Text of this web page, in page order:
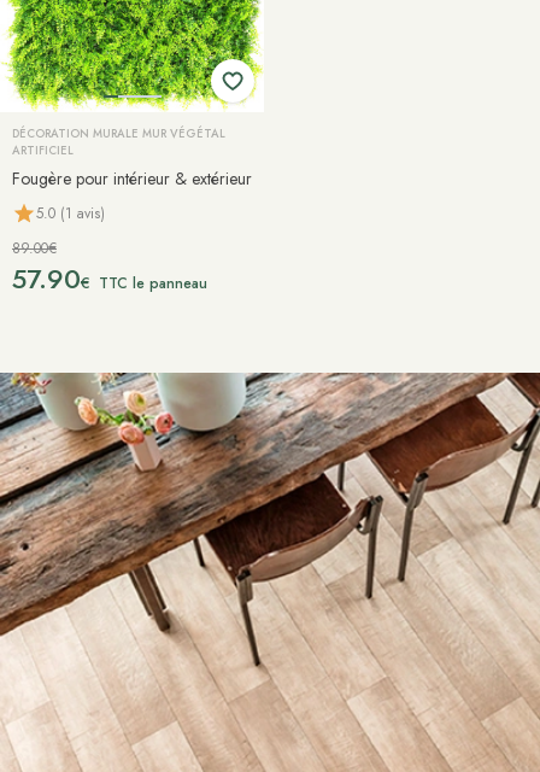
DÉCORATION MURALE MUR VÉGÉTAL
ARTIFICIEL
Fougère pour intérieur & extérieur
5.0 (1 avis)
89.00€
57.90€ TTC le panneau